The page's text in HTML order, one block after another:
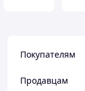
Покупателям
Продавцам